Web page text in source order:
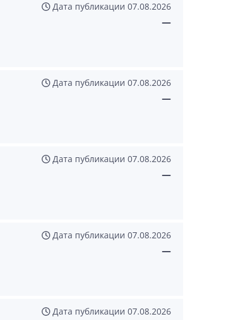
Дата публикации 07.08.2026
—
Дата публикации 07.08.2026
—
Дата публикации 07.08.2026
—
Дата публикации 07.08.2026
—
Дата публикации 07.08.2026